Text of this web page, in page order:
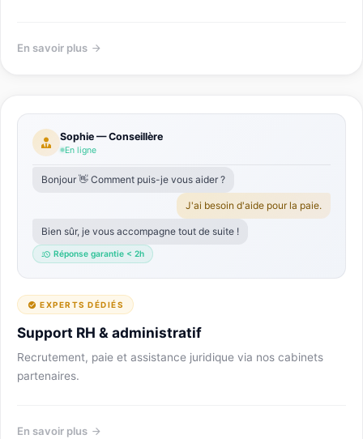
En savoir plus
Sophie — Conseillère
En ligne
Bonjour 👋 Comment puis-je vous aider ?
J'ai besoin d'aide pour la paie.
Bien sûr, je vous accompagne tout de suite !
Réponse garantie < 2h
EXPERTS DÉDIÉS
Support RH & administratif
Recrutement, paie et assistance juridique via nos cabinets
partenaires.
En savoir plus